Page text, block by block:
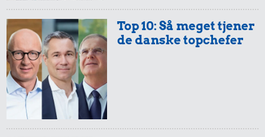
Top 10: Så meget tjener
de danske topchefer